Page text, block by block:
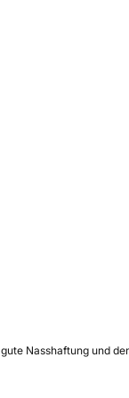
Nasshaftung und